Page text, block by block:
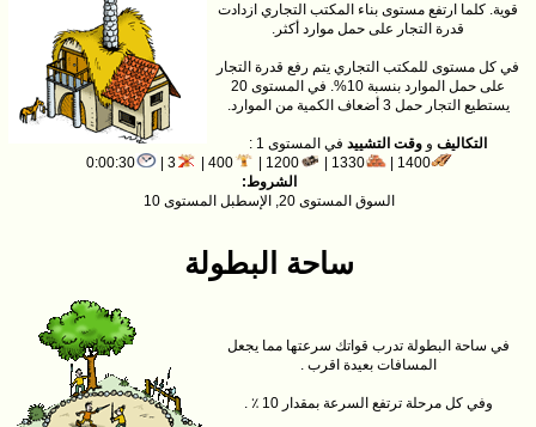
قوية. كلما ارتفع مستوى بناء المكتب التجاري ازدادت
قدرة التجار على حمل موارد أكثر.
في كل مستوى للمكتب التجاري يتم رفع قدرة التجار
على حمل الموارد بنسبة 10%. في المستوى 20
يستطيع التجار حمل 3 أضعاف الكمية من الموارد.
التكاليف و وقت التشييد في المستوى 1 :
1400 |
1330 |
1200 |
400 |
3 |
0:00:30
الشروط:
السوق المستوى 20, الإسطبل المستوى 10
ساحة البطولة
في ساحة البطولة تدرب قواتك سرعتها مما يجعل
المسافات بعيدة اقرب .
وفي كل مرحلة ترتفع السرعة بمقدار 10 ٪ .